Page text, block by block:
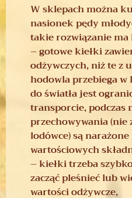
W sklepach można
nasionek pędy
takie rozwiązanie
– gotowe kiełki
odżywczych, niż te z
hodowla przebiega w
do światła jest
transporcie, podczas
przechowywania (nie
lodówce) są
wartościowych
– kiełki trzeba
zacząć pleśnieć lub
wartości odżywcze,